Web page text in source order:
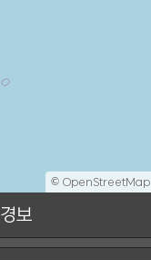
© OpenStreetMap
경보